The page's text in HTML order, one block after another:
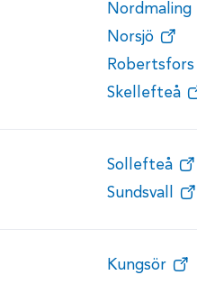
Nordmaling
Norsjö
Robertsfors
Skellefteå
Sollefteå
Sundsvall
Kungsör